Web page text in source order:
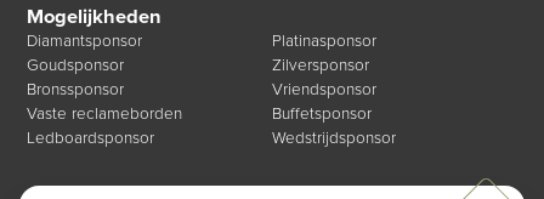
Mogelijkheden
Diamantsponsor
Platinasponsor
Goudsponsor
Zilversponsor
Bronssponsor
Vriendsponsor
Vaste reclameborden
Buffetsponsor
Ledboardsponsor
Wedstrijdsponsor